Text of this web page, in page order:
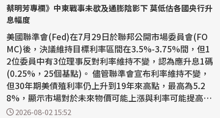
蔡明芳專欄》中東戰事未歇及通膨陰影下 莫低估各國央行升
息幅度
美國聯準會(Fed)在7月29日於聯邦公開市場委員會(FO
MC)後，決議維持目標利率區間在3.5%-3.75%間，但1
2位委員中有3位理事反對利率維持不變，認為應升息1碼
(0.25%，25個基點)。 儘管聯準會宣布利率維持不變，
但30年期美債殖利率仍上升到19年來高點，最高為5.2
8%，顯示市場對於未來物價可能上漲與利率可能提高的
預期。在...
2026-08-02 15:52